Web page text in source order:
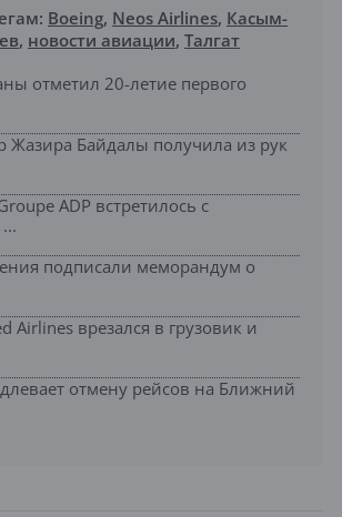
Boeing, Neos Airlines, Касым-
, новости авиации, Талгат
отметил 20-летие первого
Жазира Байдалы получила из рук
ADP встретилось с
подписали меморандум о
Airlines врезался в грузовик и
отмену рейсов на Ближний